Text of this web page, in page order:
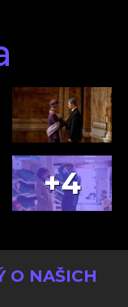
+4
O NAŠICH